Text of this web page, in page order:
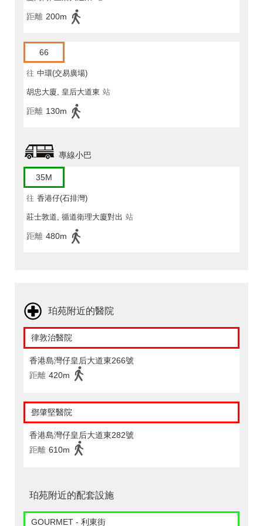
距離 200m
66
往 中環(交易廣場)
胡忠大廈, 皇后大道東 站
距離 130m
專線小巴
35M
往 香港仔(石排灣)
莊士敦道, 循道衛理大廈對出 站
距離 480m
珀苑附近的醫院
律敦治醫院
香港島灣仔皇后大道東266號
距離 420m
鄧肇堅醫院
香港島灣仔皇后大道東282號
距離 610m
珀苑附近的配套設施
GOURMET - 利東街